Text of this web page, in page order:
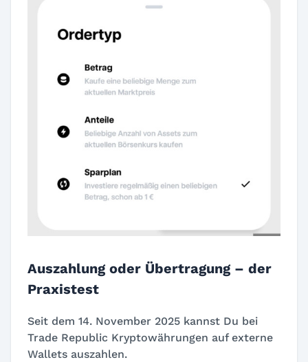
Auszahlung oder Übertragung – der
Praxistest
Seit dem 14. November 2025 kannst Du bei
Trade Republic Kryptowährungen auf externe
Wallets auszahlen.